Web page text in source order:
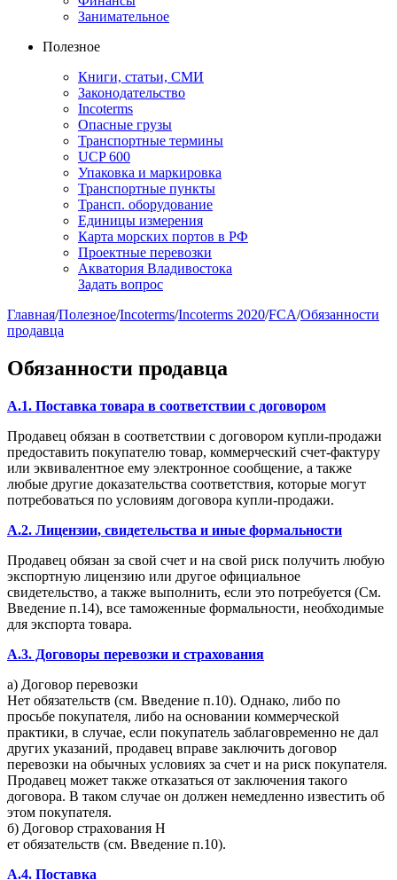
Занимательное
Полезное
Книги, статьи, СМИ
Законодательство
Incoterms
Опасные грузы
Транспортные термины
UCP 600
Упаковка и маркировка
Транспортные пункты
Трансп. оборудование
Единицы измерения
Карта морских портов в РФ
Проектные перевозки
Акватория Владивостока
Задать вопрос
Главная/Полезное/Incoterms/Incoterms 2020/FCA/Обязанности
продавца
Обязанности продавца
A.1. Поставка товара в соответствии с договором
Продавец обязан в соответствии с договором купли-продажи
предоставить покупателю товар, коммерческий счет-фактуру
или эквивалентное ему электронное сообщение, а также
любые другие доказательства соответствия, которые могут
потребоваться по условиям договора купли-продажи.
A.2. Лицензии, свидетельства и иные формальности
Продавец обязан за свой счет и на свой риск получить любую
экспортную лицензию или другое официальное
свидетельство, а также выполнить, если это потребуется (См.
Введение п.14), все таможенные формальности, необходимые
для экспорта товара.
A.3. Договоры перевозки и страхования
а) Договор перевозки
Нет обязательств (см. Введение п.10). Однако, либо по
просьбе покупателя, либо на основании коммерческой
практики, в случае, если покупатель заблаговременно не дал
других указаний, продавец вправе заключить договор
перевозки на обычных условиях за счет и на риск покупателя.
Продавец может также отказаться от заключения такого
договора. В таком случае он должен немедленно известить об
этом покупателя.
б) Договор страхования Н
ет обязательств (см. Введение п.10).
A.4. Поставка